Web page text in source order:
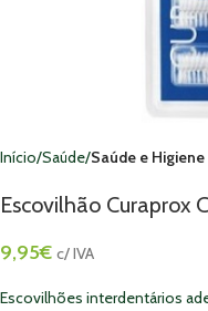
Início Saúde Saúde e
Escovilhão Curaprox
9,95€ c/ IVA
Escovilhões interdentários